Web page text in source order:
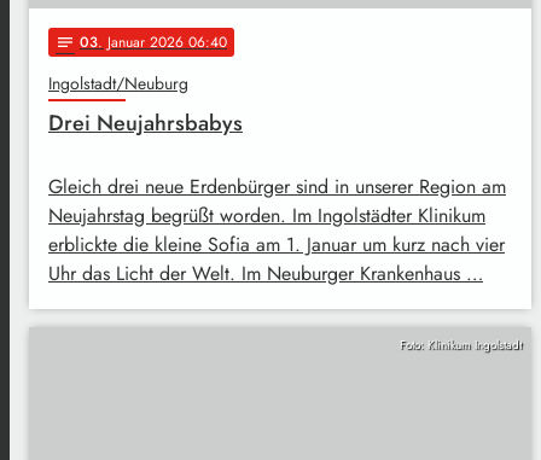
notes 03. Januar 2026 06:40
Ingolstadt/Neuburg
Drei Neujahrsbabys
Gleich drei neue Erdenbürger sind in unserer Region am
Neujahrstag begrüßt worden. Im Ingolstädter Klinikum
erblickte die kleine Sofia am 1. Januar um kurz nach vier
Uhr das Licht der Welt. Im Neuburger Krankenhaus …
Foto: Klinikum Ingolstadt